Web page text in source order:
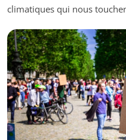
climatiques qui nous